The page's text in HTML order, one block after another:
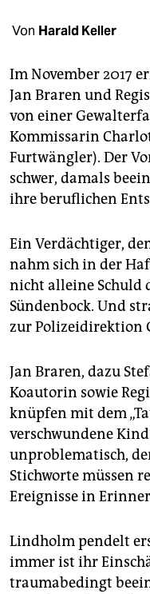
shop
fragen & hilfe
unterstützen
abo
genossenschaft
epaper login
Von Harald Keller
Im November 2017
Jan Braren und
von einer
Kommissarin
Furtwängler). Der
schwer, damals
ihre beruflichen
Ein Verdächtiger,
nahm sich in der
nicht alleine Schuld
Sündenbock. Und
zur Polizeidirektion
Jan Braren, dazu
Koautorin sowie
knüpfen mit dem
verschwundene
unproblematisch,
Stichworte müssen
Ereignisse in
Lindholm pendelt
immer ist ihr
traumabedingt